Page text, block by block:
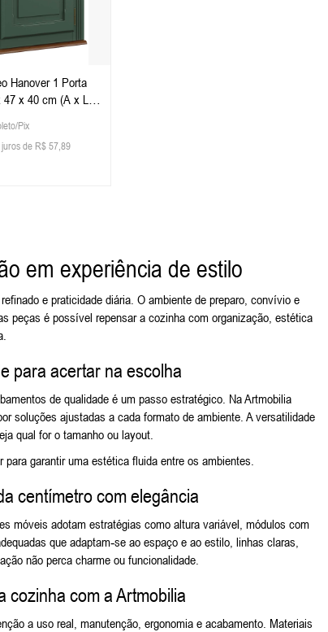
Hanover 1 Porta
x 40 cm (A x L x
Musgo - Imbuia
Pix
de R$ 57,89
em experiência de estilo
e praticidade diária. O ambiente de preparo, convívio e
peças é possível repensar a cozinha com organização, estética
para acertar na escolha
de qualidade é um passo estratégico. Na Artmobilia
soluções ajustadas a cada formato de ambiente. A versatilidade
qual for o tamanho ou layout.
para garantir uma estética fluida entre os ambientes.
centímetro com elegância
móveis adotam estratégias como altura variável, módulos com
que adaptam‑se ao espaço e ao estilo, linhas claras,
não perca charme ou funcionalidade.
cozinha com a Artmobilia
a uso real, manutenção, ergonomia e acabamento. Materiais